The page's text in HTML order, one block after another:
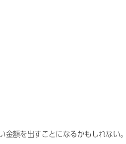
額を出すことになるかもしれない。